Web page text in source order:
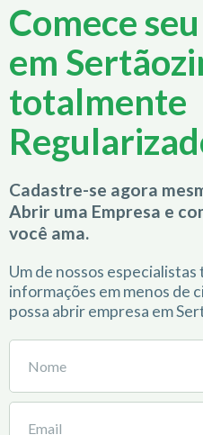
Comece
em
totalmente
Cadastre-se agora
Abrir uma Empresa e
você ama.
Um de nossos especialistas
informações em menos de
possa abrir empresa em